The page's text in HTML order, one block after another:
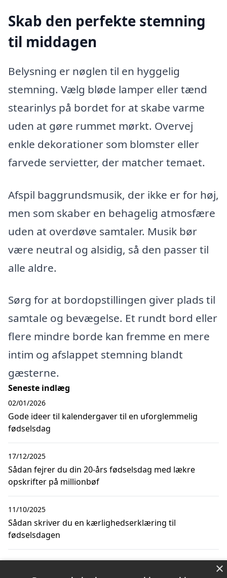
Skab den perfekte stemning
til middagen
Belysning er nøglen til en hyggelig
stemning. Vælg bløde lamper eller tænd
stearinlys på bordet for at skabe varme
uden at gøre rummet mørkt. Overvej
enkle dekorationer som blomster eller
farvede servietter, der matcher temaet.
Afspil baggrundsmusik, der ikke er for høj,
men som skaber en behagelig atmosfære
uden at overdøve samtaler. Musik bør
være neutral og alsidig, så den passer til
alle aldre.
Sørg for at bordopstillingen giver plads til
samtale og bevægelse. Et rundt bord eller
flere mindre borde kan fremme en mere
intim og afslappet stemning blandt
gæsterne.
Seneste indlæg
Gode ideer til kalendergaver til en uforglemmelig
fødselsdag
02/01/2026
Sådan fejrer du din 20-års fødselsdag med lækre
opskrifter på millionbøf
17/12/2025
Sådan skriver du en kærlighedserklæring til
fødselsdagen
11/10/2025
25/11/2022 ×